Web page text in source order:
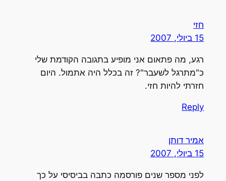
חזי
15 ביולי, 2007
רגע, מה פתאום אני מופיע בתגובה הקודמת שלי
כ"מתרגל לשעבר"? זה בכלל היה אתמול. היום
חזרתי להיות חזי.
Reply
אמיר דותן
15 ביולי, 2007
לפני מספר שנים פורסמה כתבה בביסיסי על כך